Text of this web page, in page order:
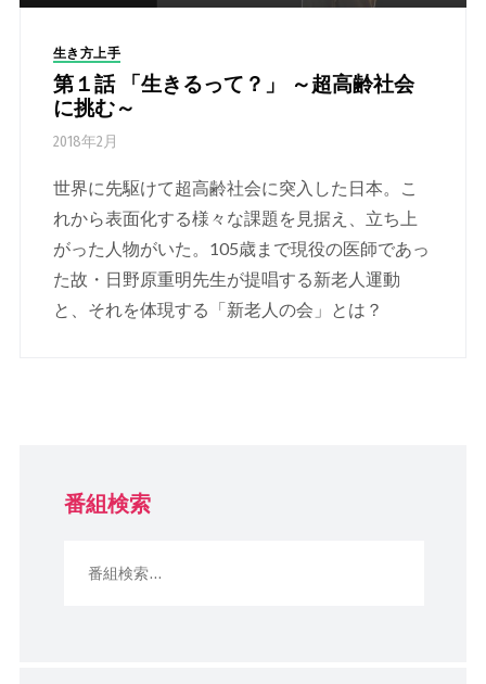
生き方上手
第１話 「生きるって？」 ～超高齢社会
に挑む～
2018年2月
世界に先駆けて超高齢社会に突入した日本。こ
れから表面化する様々な課題を見据え、立ち上
がった人物がいた。105歳まで現役の医師であっ
た故・日野原重明先生が提唱する新老人運動
と、それを体現する「新老人の会」とは？
番組検索